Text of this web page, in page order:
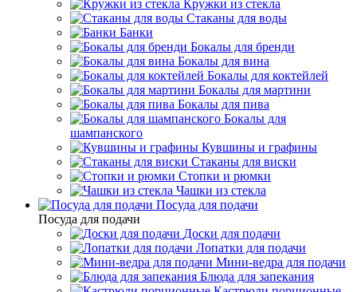
Кружки из стекла
Стаканы для воды
Банки
Бокалы для бренди
Бокалы для вина
Бокалы для коктейлей
Бокалы для мартини
Бокалы для пива
Бокалы для
шампанского
Кувшины и графины
Стаканы для виски
Стопки и рюмки
Чашки из стекла
Посуда для подачи
Посуда для подачи
Доски для подачи
Лопатки для подачи
Мини-ведра для подачи
Блюда для запекания